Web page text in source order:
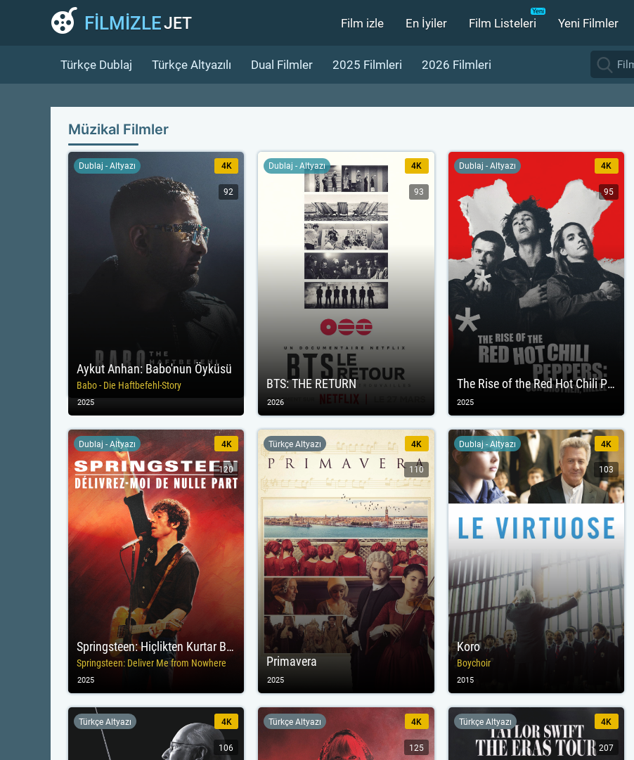
FİLMİZLEJET Film izle En İyiler Film Listeleri Yeni Filmler
Türkçe Dublaj Türkçe Altyazılı Dual Filmler 2025 Filmleri 2026 Filmleri
Müzikal Filmler
Aykut Anhan: Babo'nun Öyküsü
Babo - Die Haftbefehl-Story
Dublaj - Altyazı 4K
92
2025
BTS: THE RETURN
Dublaj - Altyazı 4K
93
2026
The Rise of the Red Hot Chili Peppers: Our Brother, Hillel
Dublaj - Altyazı 4K
95
2025
Springsteen: Hiçlikten Kurtar Beni
Springsteen: Deliver Me from Nowhere
Dublaj - Altyazı 4K
120
2025
Primavera
Türkçe Altyazı 4K
110
2025
Koro
Boychoir
Dublaj - Altyazı 4K
103
2015
Türkçe Altyazı 4K
106
Türkçe Altyazı 4K
125
Türkçe Altyazı 4K
207